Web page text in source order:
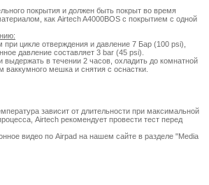
покрытия и должен быть покрыт во время
как Airtech A4000BOS с покрытием с одной
цикле отверждения и давление 7 Бар (100 psi),
давление составляет 3 bar (45 psi).
выдержать в течении 2 часов, охладить до комнатной
ваккумного мешка и снятия с оснастки.
зависит от длительности при максимальной
Airtech рекомендует провести тест перед
видео по Airpad на нашем сайте в разделе "Media